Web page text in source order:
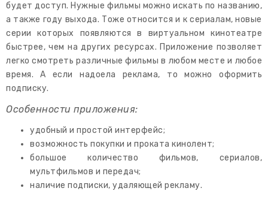
будет доступ. Нужные фильмы можно искать по названию,
а также году выхода. Тоже относится и к сериалам, новые
серии которых появляются в виртуальном кинотеатре
быстрее, чем на других ресурсах. Приложение позволяет
легко смотреть различные фильмы в любом месте и любое
время. А если надоела реклама, то можно оформить
подписку.
Особенности приложения:
удобный и простой интерфейс;
возможность покупки и проката кинолент;
большое количество фильмов, сериалов,
мультфильмов и передач;
наличие подписки, удаляющей рекламу.